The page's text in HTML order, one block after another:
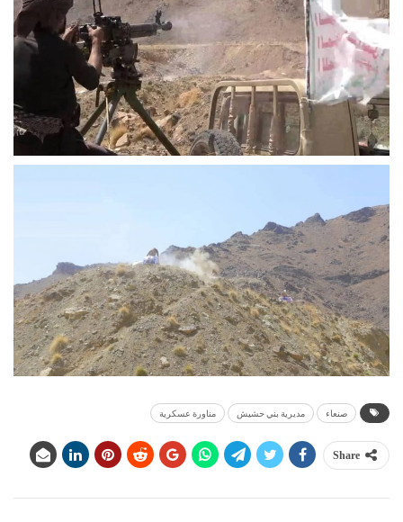
صنعاء مديرية بني حشيش مناورة عسكرية
Share